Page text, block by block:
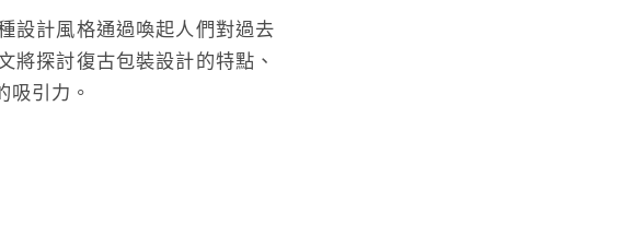
設計風格通過喚起人們對過去
將探討復古包裝設計的特點、
吸引力。